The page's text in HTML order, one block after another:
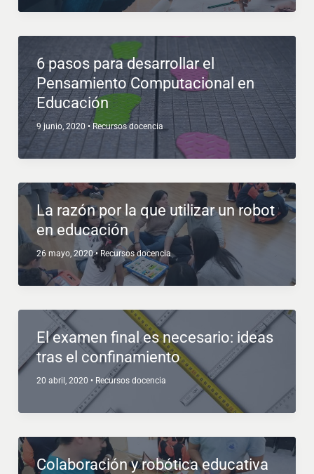
6 pasos para desarrollar el
Pensamiento Computacional en
Educación
9 junio, 2020 • Recursos docencia
La razón por la que utilizar un robot
en educación
26 mayo, 2020• Recursos docencia
El examen final es necesario: ideas
tras el confinamiento
20 abril, 2020 • Recursos docencia
Colaboración y robótica educativa